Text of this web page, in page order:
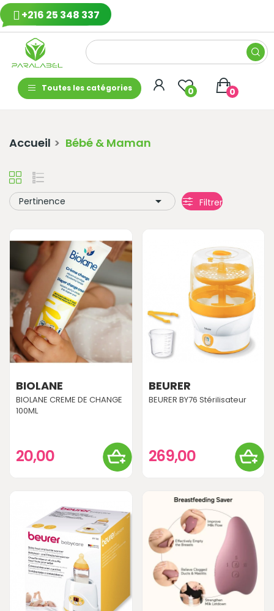
+216 25 348 337
Toutes les catégories 0 0
Accueil Bébé & Maman
Pertinence  Filtrer
BIOLANE
BIOLANE CREME DE CHANGE
100ML
20,00
BEURER
BEURER BY76 Stérilisateur
269,00